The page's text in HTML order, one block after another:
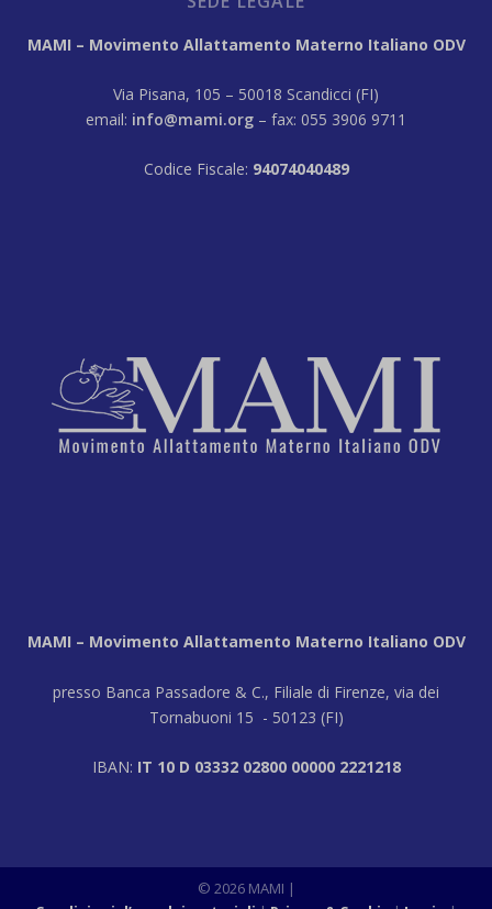
MAMI – Movimento Allattamento Materno Italiano ODV
Via Pisana, 105 – 50018 Scandicci (FI)
email: info@mami.org – fax: 055 3906 9711
Codice Fiscale: 94074040489
MAMI – Movimento Allattamento Materno Italiano ODV
presso Banca Passadore & C., Filiale di Firenze, via dei
Tornabuoni 15 - 50123 (FI)
IBAN: IT 10 D 03332 02800 00000 2221218
© 2026 MAMI |